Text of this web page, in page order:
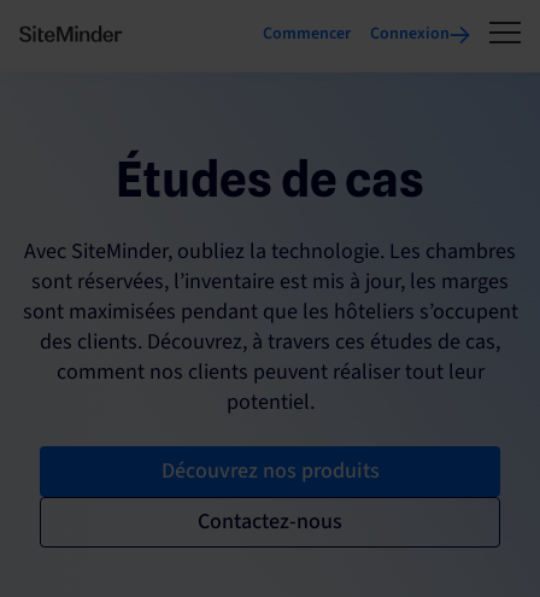
Commencer Connexion
Études de cas
Avec SiteMinder, oubliez la technologie. Les chambres
sont réservées, l’inventaire est mis à jour, les marges
sont maximisées pendant que les hôteliers s’occupent
des clients. Découvrez, à travers ces études de cas,
comment nos clients peuvent réaliser tout leur
potentiel.
Découvrez nos produits
Contactez-nous